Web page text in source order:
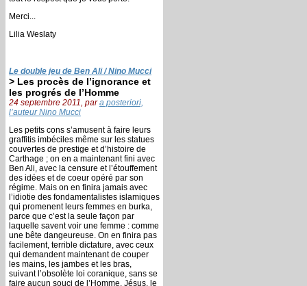
Merci...
Lilia Weslaty
Le double jeu de Ben Ali / Nino Mucci
> Les procès de l’ignorance et
les progrés de l’Homme
24 septembre 2011, para posteriori,
l’auteur Nino Mucci
Les petits cons s’amusent à faire leurs
graffitis imbéciles même sur les statues
couvertes de prestige et d’histoire de
Carthage ; on en a maintenant fini avec
Ben Ali, avec la censure et l’étouffement
des idées et de coeur opéré par son
régime. Mais on en finira jamais avec
l’idiotie des fondamentalistes islamiques
qui promenent leurs femmes en burka,
parce que c’est la seule façon par
laquelle savent voir une femme : comme
une bête dangeureuse. On en finira pas
facilement, terrible dictature, avec ceux
qui demandent maintenant de couper
les mains, les jambes et les bras,
suivant l’obsolète loi coranique, sans se
faire aucun souci de l’Homme. Jésus, le